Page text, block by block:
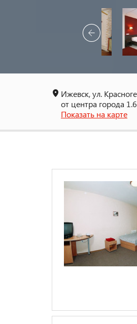
Ижевск, ул.
от центра города
Показать на карте